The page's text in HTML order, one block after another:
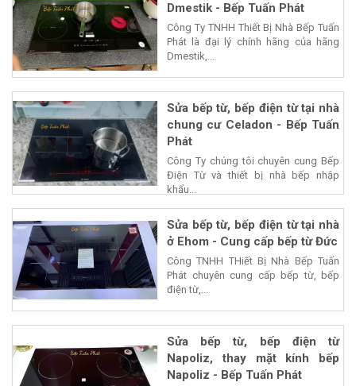
Dmestik - Bếp Tuấn Phát
Công Ty TNHH Thiết Bị Nhà Bếp Tuấn
Phát là đại lý chính hãng của hãng
Dmestik,...
Sửa bếp từ, bếp điện từ tại nhà
chung cư Celadon - Bếp Tuấn
Phát
Công Ty chúng tôi chuyên cung Bếp
Điện Từ và thiết bị nhà bếp nhập
khẩu...
Sửa bếp từ, bếp điện từ tại nhà
ở Ehom - Cung cấp bếp từ Đức
Công TNHH THiết Bị Nhà Bếp Tuấn
Phát chuyên cung cấp bếp từ, bếp
điện từ,...
Sửa bếp từ, bếp điện từ
Napoliz, thay mặt kính bếp
Napoliz - Bếp Tuấn Phát